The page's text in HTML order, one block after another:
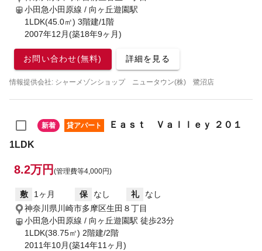
小田急小田原線 / 向ヶ丘遊園駅
1LDK(45.0㎡) 3階建/1階
2007年12月(築18年9ヶ月)
お問い合わせ(無料) 詳細を見る
情報提供会社: シャーメゾンショップ ニュータウン(株) 鷺沼店
新着 貸アパート
Ｅａｓｔ Ｖａｌｌｅｙ ２０１
1LDK
8.2万円 (管理費等4,000円)
敷 1ヶ月 保 なし 礼
なし
神奈川県川崎市多摩区生田８丁目
小田急小田原線 / 向ヶ丘遊園駅 徒歩23分
1LDK(38.75㎡) 2階建/2階
2011年10月(築14年11ヶ月)